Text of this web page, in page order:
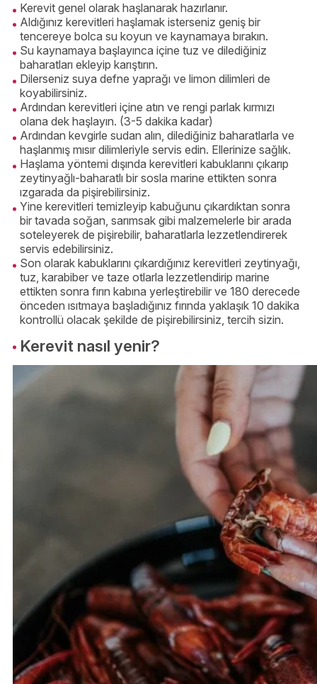
Kerevit genel olarak haşlanarak hazırlanır.
Aldığınız kerevitleri haşlamak isterseniz geniş bir
tencereye bolca su koyun ve kaynamaya bırakın.
Su kaynamaya başlayınca içine tuz ve dilediğiniz
baharatları ekleyip karıştırın.
Dilerseniz suya defne yaprağı ve limon dilimleri de
koyabilirsiniz.
Ardından kerevitleri içine atın ve rengi parlak kırmızı
olana dek haşlayın. (3-5 dakika kadar)
Ardından kevgirle sudan alın, dilediğiniz baharatlarla ve
haşlanmış mısır dilimleriyle servis edin. Ellerinize sağlık.
Haşlama yöntemi dışında kerevitleri kabuklarını çıkarıp
zeytinyağlı-baharatlı bir sosla marine ettikten sonra
ızgarada da pişirebilirsiniz.
Yine kerevitleri temizleyip kabuğunu çıkardıktan sonra
bir tavada soğan, sarımsak gibi malzemelerle bir arada
soteleyerek de pişirebilir, baharatlarla lezzetlendirerek
servis edebilirsiniz.
Son olarak kabuklarını çıkardığınız kerevitleri zeytinyağı,
tuz, karabiber ve taze otlarla lezzetlendirip marine
ettikten sonra fırın kabına yerleştirebilir ve 180 derecede
önceden ısıtmaya başladığınız fırında yaklaşık 10 dakika
kontrollü olacak şekilde de pişirebilirsiniz, tercih sizin.
Kerevit nasıl yenir?